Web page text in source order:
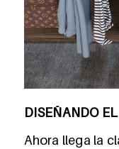
DISEÑANDO
Ahora llega la